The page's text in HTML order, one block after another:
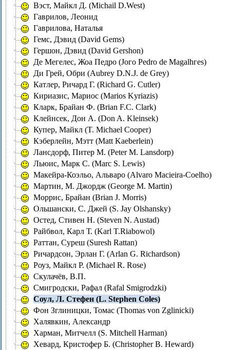
Вэст, Майкл Д. (Michail D.West)
Гаврилов, Леонид
Гаврилова, Наталья
Гемс, Дэвид (David Gems)
Гершон, Дэвид (David Gershon)
Де Мегелес, Жоа Педро (Joгo Pedro de Magalhгes)
Ди Грей, Обри (Aubrey D.N.J. de Grey)
Катлер, Ричард Г. (Richard G. Cutler)
Кириазис, Мариос (Marios Kyriazis)
Кларк, Брайан Ф. (Brian F.C. Clark)
Клейнсек, Дон А. (Don A. Kleinsek)
Купер, Майкл (T. Michael Cooper)
Кэберлейн, Мэтт (Matt Kaeberlein)
Лансдорф, Питер М. (Peter M. Lansdorp)
Льюис, Марк С. (Marc S. Lewis)
Мaкейра-Коэльо, Альваро (Alvaro Macieira-Coelho)
Мартин, М. Джордж (George M. Martin)
Моррис, Брайан (Brian J. Morris)
Ольшански, С. Джей (S. Jay Olshansky)
Остед, Стивен Н. (Steven N. Austad)
Райбвол, Карл Т. (Karl T.Riabowol)
Раттан, Суреш (Suresh Rattan)
Ричардсон, Эрлан Г. (Arlan G. Richardson)
Роуз, Майкл Р. (Michael R. Rose)
Скулачёв, В.П.
Смигродски, Рафал (Rafal Smigrodzki)
Соул, Л. Стефен (L. Stephen Coles)
Фон Зглиницки, Томас (Thomas von Zglinicki)
Халявкин, Александр
Харман, Митчелл (S. Mitchell Harman)
Хевард, Кристофер Б. (Christopher B. Heward)